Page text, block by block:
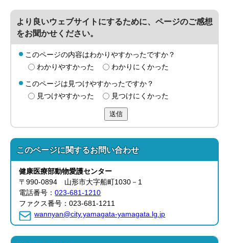
より良いウェブサイトにするために、ページのご感想
をお聞かせください。
このページの内容はわかりやすかったですか？
わかりやすかった
わかりにくかった
このページは見つけやすかったですか？
見つけやすかった
見つけにくかった
送信
このページに関するお問い合わせ
健康医療部動物愛護センター
〒990-0894 山形市大字船町1030－1
電話番号：023-681-1210
ファクス番号：023-681-1211
wannyan@city.yamagata-yamagata.lg.jp